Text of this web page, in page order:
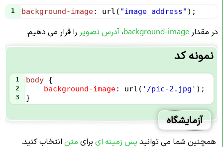
1 background-image: url ( "image address" );
در مقدار background-image، آدرس تصویر را قرار می دهیم.
نمونه کد
1 body {
2 background-image: url ( '/pic-2.jpg' );
3 }
آزمایشگاه
همچنین شما می توانید پس زمینه ای برای متن انتخاب کنید.